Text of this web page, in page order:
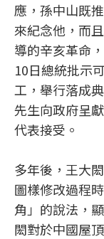
應，孫中山既
來紀念他，而
導的辛亥革命
10日總統批示
工，舉行落成
先生向政府呈
代表接受。
多年後，王大
圖樣修改過程
角」的說法，
閎對於中國屋